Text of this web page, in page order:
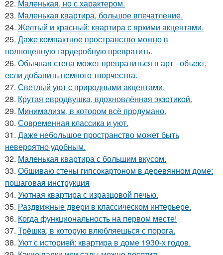
22. Маленькая, но с характером.
23. Маленькая квартира, большое впечатление.
24. Желтый и красный: квартира с яркими акцентами.
25. Даже компактное пространство можно в
полноценную гардеробную превратить.
26. Обычная стена может превратиться в арт - объект,
если добавить немного творчества.
27. Светлый уют с природными акцентами.
28. Крутая евродвушка, вдохновлённая экзотикой.
29. Минимализм, в котором всё продумано.
30. Современная классика и уют.
31. Даже небольшое пространство может быть
невероятно удобным.
32. Маленькая квартира с большим вкусом.
33. Обшиваю стены гипсокартоном в деревянном доме:
пошаговая инструкция
34. Уютная квартира с изразцовой печью.
35. Раздвижные двери в классическом интерьере.
36. Когда функциональность на первом месте!
37. Трёшка, в которую влюбляешься с порога.
38. Уют с историей: квартира в доме 1930-х годов.